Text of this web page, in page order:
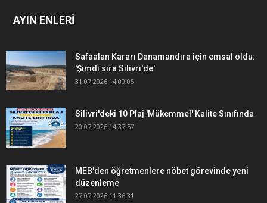
AYIN ENLERİ
Safaalan Kararı Danamandıra için emsal oldu:
'Şimdi sıra Silivri'de'
31.07.2026 14:00:05
Silivri'deki 10 Plaj 'Mükemmel' Kalite Sınıfında
20.07.2026 14:37:57
MEB'den öğretmenlere nöbet görevinde yeni
düzenleme
27.07.2026 11:36:31